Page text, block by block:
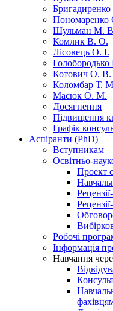
Пономаренко
Шульман М.
Комлик В. О.
Лісовець О. І.
Котович О. В.
Коломбар Т.
Масюк О. М.
Досягнення
Підвищення
Графік
Аспіранти (PhD)
Вступникам
Освітньо-
Проект
Робочі
Інформація
Навчання